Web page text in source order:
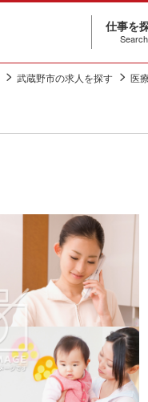
仕事を
Search
武蔵野市の求人を探す 医